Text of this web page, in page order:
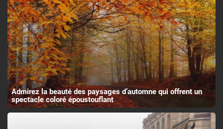
Admirez la beauté des paysages d’automne qui offrent un
spectacle coloré époustouflant